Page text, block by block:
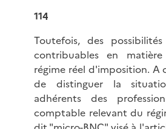
114
Toutefois, des
contribuables en
régime réel d'imposition. A
de distinguer la
adhérents des
comptable relevant du